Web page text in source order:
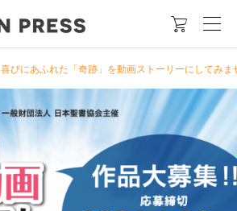

喜びにあふれた「奇跡」を動画ストーリーにしてみ